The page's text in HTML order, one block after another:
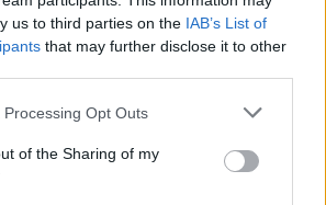
us to third parties on the IAB’s List of
that may further disclose it to other
Opt Outs
of the Sharing of my
00:01:28
COVID-19 vakcinos
skiepijimosi aktyvumas auga
greitaisiais COVID-19 testais –